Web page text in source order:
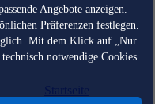
Angebote anzeigen.
Präferenzen festlegen.
Mit dem Klick auf „Nur
notwendige Cookies